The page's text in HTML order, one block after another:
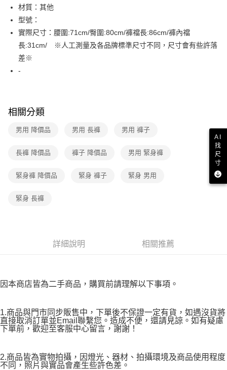
１．簡單：不需註冊會員、不需綁卡、不需儲值。
３．安心：先確認商品／服務後，再付款。
【「AFTEE先享後付」結帳流程】
１．於結帳方式選擇「AFTEE先享後付」後，將跳轉至「AFTEE先享後付」
結帳頁面，進行簡訊認證並確認金額後，即可完成結帳。
後付繳納相關費用。
是否繳費成功／繳費後需取消欲退款等相關疑問，請聯繫「AFTEE先享後付
易，需依本服務之必要範圍內提供個人資料，並將交易相關給付款項請求債
２．關於個人資料處理事宜，請瀏覽以下網址：
４．使用「AFTEE先享後付」時，將依據個別帳號之用戶狀況，依本公司即
恩沛科技股份有限公司將有權停止該用戶之使用額度並採取法律行動。
全家取貨付款
免運費
免運費
7-11取貨付款
免運費
免運費
查看運費
材質：其他
型號：
實際尺寸：腰圍:71cm/臀圍:80cm/褲襠長:86cm/褲內襠
長:31cm/ ※人工測量及各品牌標準尺寸不同，尺寸會有些許落
差※
-
相關分類
男用 降價品 男用 長褲 男用 褲子
長褲 降價品 褲子 降價品 男用 緊身褲
緊身褲 降價品 緊身 褲子 緊身 男用
緊身 長褲
詳細說明 相關推薦
因本商店皆為二手商品，購買前請理解以下事項。
1.商品與門市同步販售中，下單後不保證一定有貨，如遇沒貨將
直接取消訂單並Email聯繫您。造成不便，還請見諒。如有疑慮
下單前，歡迎至客服中心留言，謝謝！
2.商品皆為實物拍攝，因燈光、器材、拍攝環境及商品使用程度
不同，照片與實品會產生些許色差。
AI
找
尺
寸